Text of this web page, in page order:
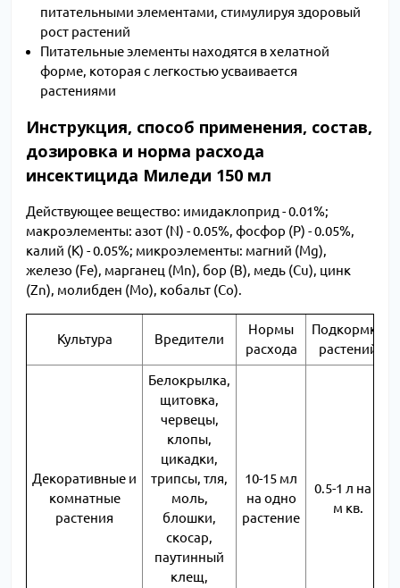
питательными элементами, стимулируя здоровый
рост растений
Питательные элементы находятся в хелатной
форме, которая с легкостью усваивается
растениями
Инструкция, способ применения, состав,
дозировка и норма расхода
инсектицида Миледи 150 мл
Действующее вещество: имидаклоприд - 0.01%;
макроэлементы: азот (N) - 0.05%, фосфор (P) - 0.05%,
калий (К) - 0.05%; микроэлементы: магний (Mg),
железо (Fe), марганец (Mn), бор (B), медь (Cu), цинк
(Zn), молибден (Mo), кобальт (Co).
Культура Вредители
Нормы
расхода
Подкормка
растений
Декоративные и
комнатные
растения
Белокрылка,
щитовка,
червецы,
клопы,
цикадки,
трипсы, тля,
моль,
блошки,
скосар,
паутинный
клещ,
10-15 мл
на одно
растение
0.5-1 л на 1
м кв.